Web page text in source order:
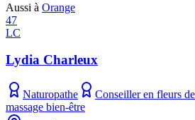
Aussi à Orange
47
LC
Lydia Charleux
Naturopathe Conseiller en fleurs
massage bien-être